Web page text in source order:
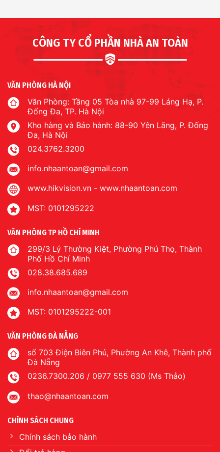
CÔNG TY CỔ PHẦN NHÀ AN TOÀN
VĂN PHÒNG HÀ NỘI
Văn Phòng: Tầng 05 Tòa nhà 97-99 Láng Hạ, P.
Đống Đa, TP. Hà Nội
Kho hàng và Bảo hành: 88-90 Yên Lãng, P. Đống
Đa, Hà Nội
024.3762.3200
info.nhaantoan@gmail.com
www.hikvision.vn - www.nhaantoan.com
MST: 0101295222
VĂN PHÒNG TP HỒ CHÍ MINH
299/3 Lý Thường Kiệt, Phường Phú Thọ, Thành
Phố Hồ Chí Minh
028.38.685.689
info.nhaantoan@gmail.com
MST: 0101295222-001
VĂN PHÒNG ĐÀ NẴNG
số 703 Điện Biên Phủ, Phường An Khê, Thành phố
Đà Nẵng
0236.7300.206 / 0977 555 630 (Ms Thảo)
thao@nhaantoan.com
CHÍNH SÁCH CHUNG
Chính sách bảo hành